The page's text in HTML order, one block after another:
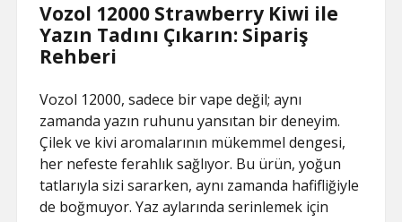
Vozol 12000 Strawberry Kiwi ile
Yazın Tadını Çıkarın: Sipariş
Rehberi
Vozol 12000, sadece bir vape değil; aynı
zamanda yazın ruhunu yansıtan bir deneyim.
Çilek ve kivi aromalarının mükemmel dengesi,
her nefeste ferahlık sağlıyor. Bu ürün, yoğun
tatlarıyla sizi sararken, aynı zamanda hafifliğiyle
de boğmuyor. Yaz aylarında serinlemek için